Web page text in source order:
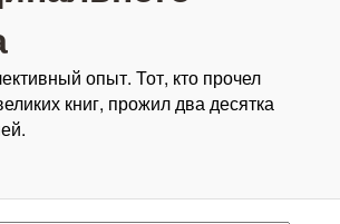
опыт. Тот, кто прочел
книг, прожил два десятка